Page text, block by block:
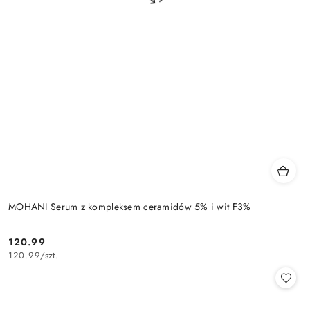
MOHANI Serum z kompleksem ceramidów 5% i wit F3%
Cena:
120.99
120.99/szt.